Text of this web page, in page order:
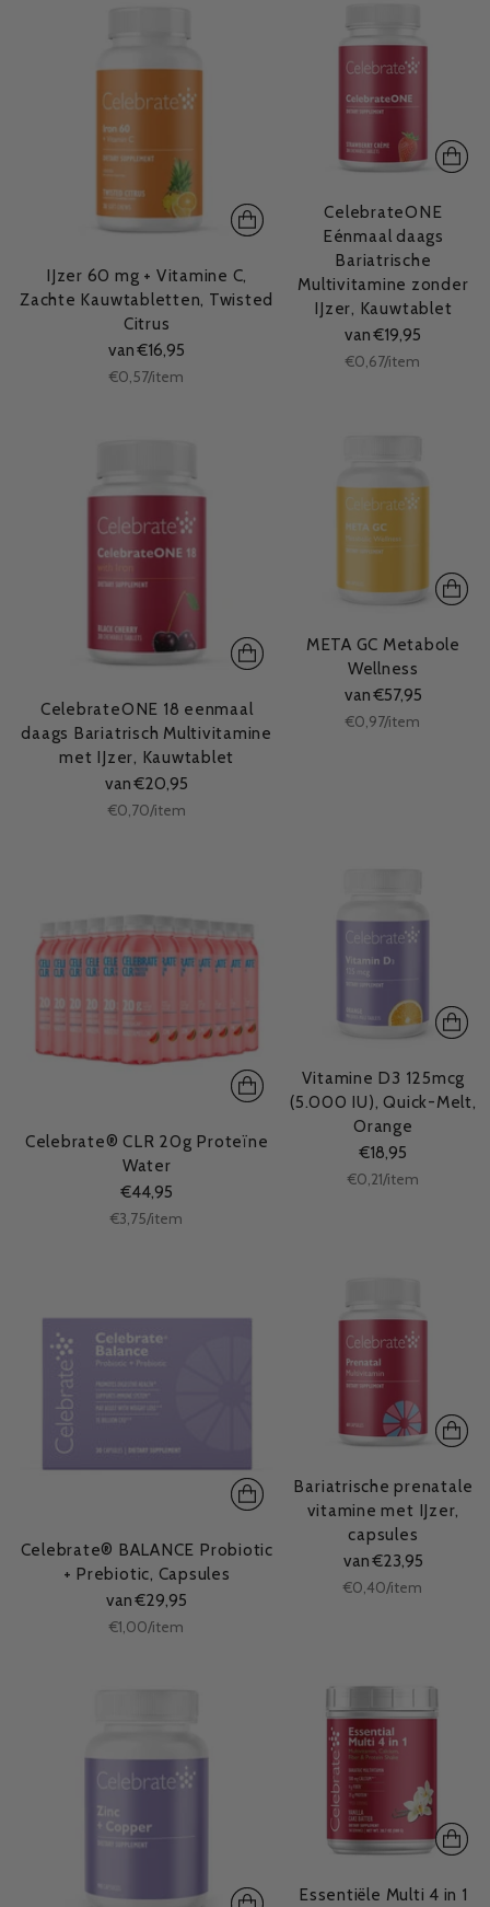
IJzer 60 mg + Vitamine C,
Zachte Kauwtabletten, Twisted
Citrus
van €16,95
Stukprijs
€0,57/per
item
CelebrateONE
Eénmaal daags
Bariatrische
Multivitamine zonder
IJzer, Kauwtablet
van €19,95
Stukprijs
€0,67/per
item
CelebrateONE 18 eenmaal
daags Bariatrisch Multivitamine
met IJzer, Kauwtablet
van €20,95
Stukprijs
€0,70/per
item
META GC Metabole
Wellness
van €57,95
Stukprijs
€0,97/per
item
Celebrate® CLR 20g Proteïne
Water
€44,95
Stukprijs
€3,75/per
item
Vitamine D3 125mcg
(5.000 IU), Quick-Melt,
Orange
€18,95
Stukprijs
€0,21/per
item
Celebrate® BALANCE Probiotic
+ Prebiotic, Capsules
van €29,95
Stukprijs
€1,00/per
item
Bariatrische prenatale
vitamine met IJzer,
capsules
van €23,95
Stukprijs
€0,40/per
item
Essentiële Multi 4 in 1